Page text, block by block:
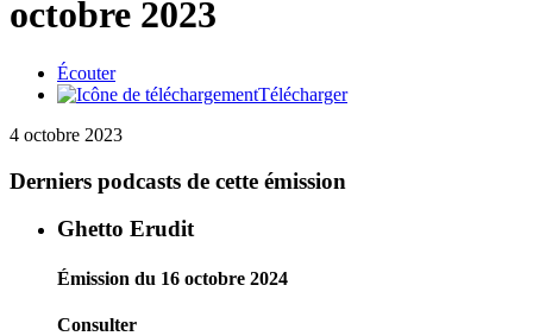
octobre 2023
Écouter
Télécharger
4 octobre 2023
Derniers podcasts de cette émission
Ghetto Erudit
Émission du 16 octobre 2024
Consulter